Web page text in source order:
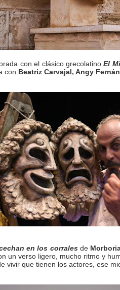
con el clásico grecolatinoEl
con Beatriz Carvajal, Angy
en los corrales de
un verso ligero, mucho ritmo y
vivir que tienen los actores, ese